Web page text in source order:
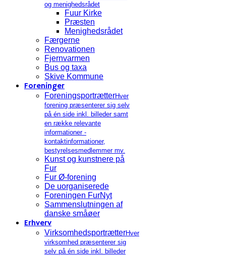
og menighedsrådet
Fuur Kirke
Præsten
Menighedsrådet
Færgerne
Renovationen
Fjernvarmen
Bus og taxa
Skive Kommune
Foreninger
ForeningsportrætterHver
forening præsenterer sig selv
på én side inkl. billeder samt
en række relevante
informationer -
kontaktinformationer,
bestyrelsesmedlemmer mv.
Kunst og kunstnere på
Fur
Fur Ø-forening
De uorganiserede
Foreningen FurNyt
Sammenslutningen af
danske småøer
Erhverv
VirksomhedsportrætterHver
virksomhed præsenterer sig
selv på én side inkl. billeder